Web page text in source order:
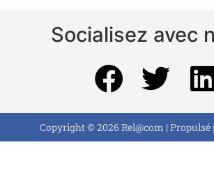
Socialisez avec
Copyright © 2026 Rel@com | Propulsé